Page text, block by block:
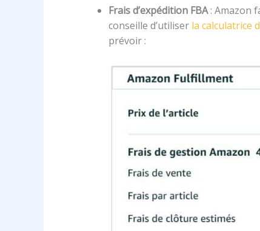
Frais d’expédition FBA: Amazon
conseille d’utiliser la calculatrice
prévoir :